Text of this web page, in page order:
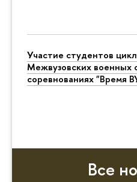
Участие студентов
Межвузовских военных
соревнованиях "Время
Все